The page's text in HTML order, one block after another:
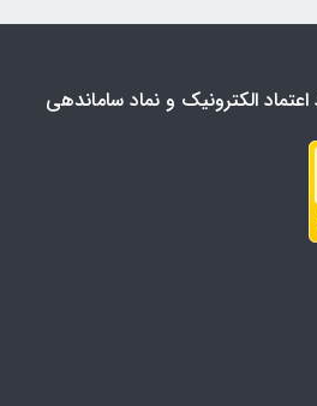
اعتماد الکترونیک و نماد ساماندهی